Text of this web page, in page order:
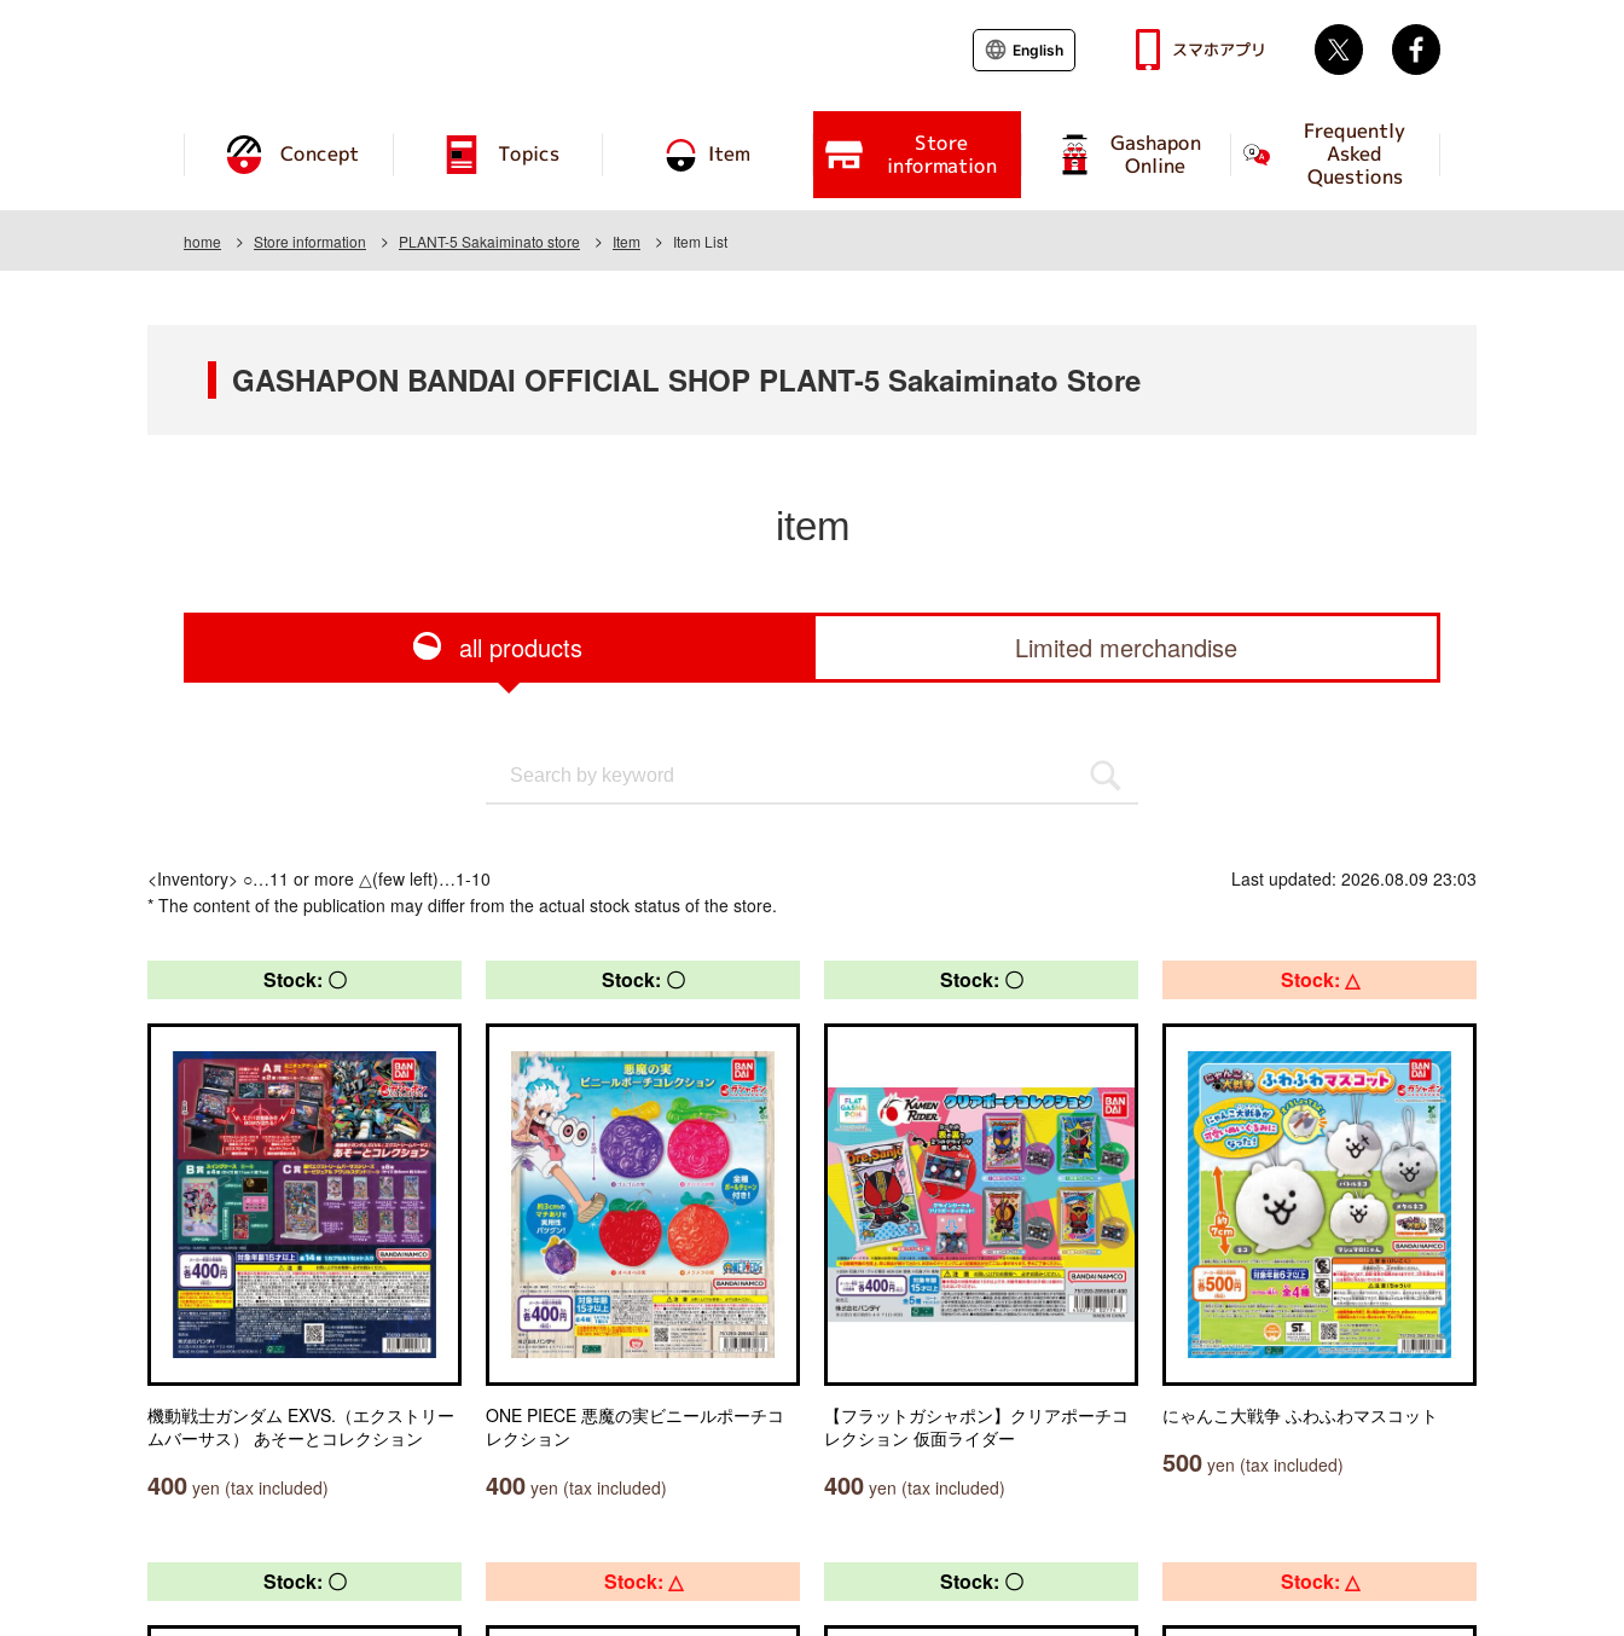
Concept Topics Item Store
information
Gashapon
Online
Frequently
Asked
Questions
English スマホアプリ Twitter
home Store information PLANT-5 Sakaiminato store Item Item List
GASHAPON BANDAI OFFICIAL SHOP PLANT-5 Sakaiminato Store
item
all products Limited merchandise
<Inventory> ○…11 or more △(few left)…1-10
* The content of the publication may differ from the actual stock status of the store.
Last updated: 2026.08.09 23:03
Stock: 〇
機動戦士ガンダム EXVS.（エクストリー
ムバーサス） あそーとコレクション
400 yen (tax included)
Stock: 〇
ONE PIECE 悪魔の実ビニールポーチコ
レクション
400 yen (tax included)
Stock: 〇
【フラットガシャポン】クリアポーチコ
レクション 仮面ライダー
400 yen (tax included)
Stock: △
にゃんこ大戦争 ふわふわマスコット
500 yen (tax included)
Stock: 〇 Stock: △ Stock: 〇 Stock: △